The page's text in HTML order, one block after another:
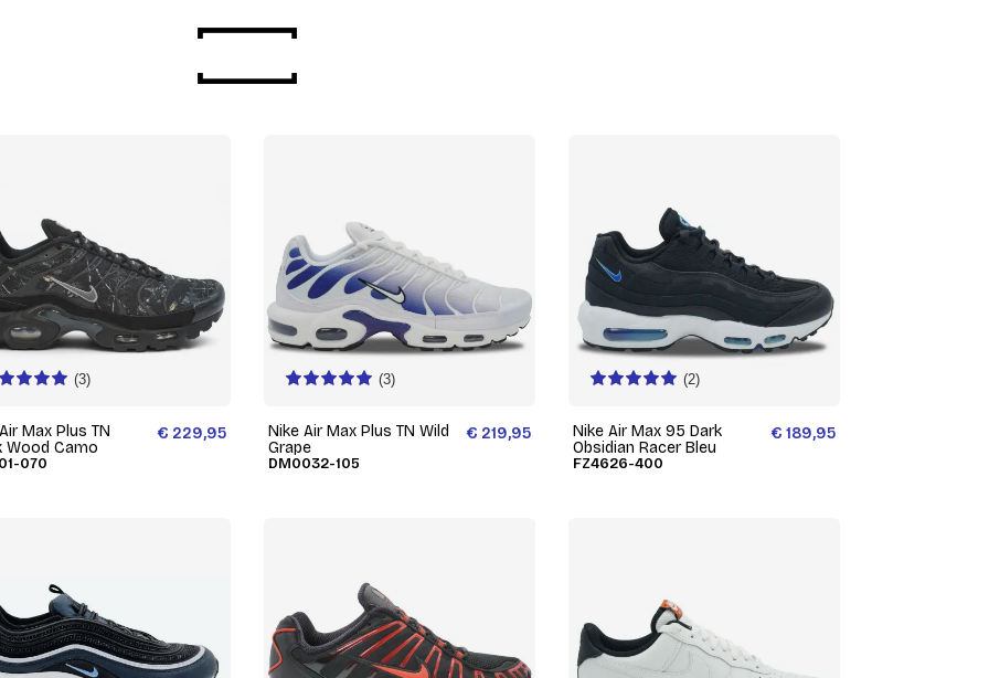
(3)
Max Plus TN
Wood Camo
070
€ 229,95
(3)
Nike Air Max Plus TN Wild
Grape
DM0032-105
€ 219,95
(2)
Nike Air Max 95 Dark
Obsidian Racer Bleu
FZ4626-400
€ 189,95